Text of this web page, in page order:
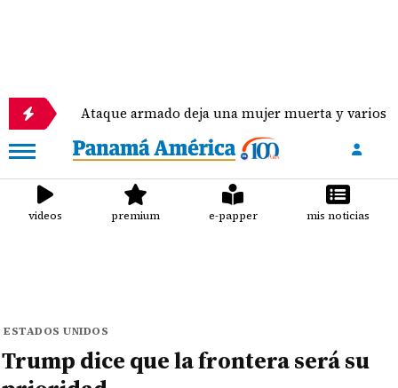
Ataque armado deja una mujer muerta y varios heridos
videos premium e-papper mis noticias
ESTADOS UNIDOS
Trump dice que la frontera será su